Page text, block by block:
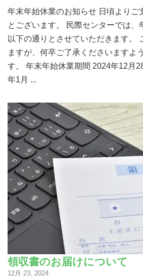
年末年始休業のお知らせ 日頃よりご
とございます。 民際センターでは、
以下の通りとさせていただきます。
ますが、何卒ご了承くださいますよ
す。 年末年始休業期間 2024年12月
年1月 ...
領収書のお届けについて
12月 23, 2024